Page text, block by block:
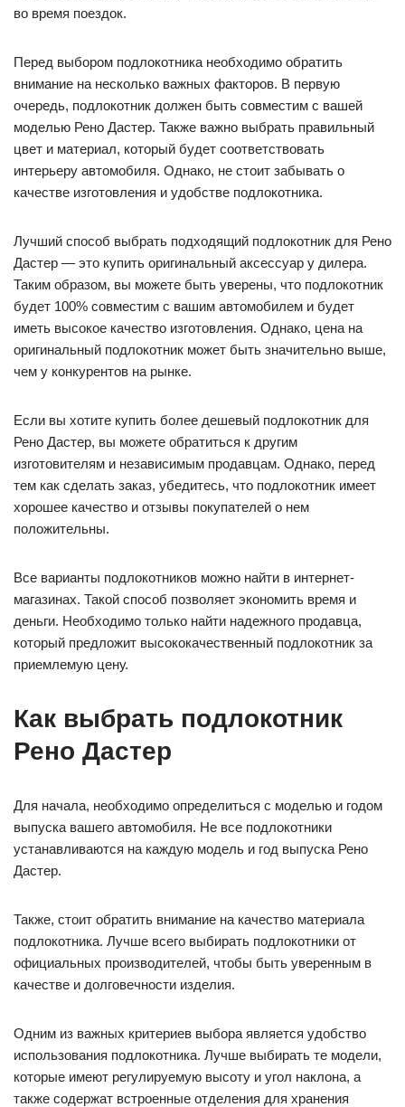
во время поездок.
Перед выбором подлокотника необходимо обратить
внимание на несколько важных факторов. В первую
очередь, подлокотник должен быть совместим с вашей
моделью Рено Дастер. Также важно выбрать правильный
цвет и материал, который будет соответствовать
интерьеру автомобиля. Однако, не стоит забывать о
качестве изготовления и удобстве подлокотника.
Лучший способ выбрать подходящий подлокотник для Рено
Дастер — это купить оригинальный аксессуар у дилера.
Таким образом, вы можете быть уверены, что подлокотник
будет 100% совместим с вашим автомобилем и будет
иметь высокое качество изготовления. Однако, цена на
оригинальный подлокотник может быть значительно выше,
чем у конкурентов на рынке.
Если вы хотите купить более дешевый подлокотник для
Рено Дастер, вы можете обратиться к другим
изготовителям и независимым продавцам. Однако, перед
тем как сделать заказ, убедитесь, что подлокотник имеет
хорошее качество и отзывы покупателей о нем
положительны.
Все варианты подлокотников можно найти в интернет-
магазинах. Такой способ позволяет экономить время и
деньги. Необходимо только найти надежного продавца,
который предложит высококачественный подлокотник за
приемлемую цену.
Как выбрать подлокотник
Рено Дастер
Для начала, необходимо определиться с моделью и годом
выпуска вашего автомобиля. Не все подлокотники
устанавливаются на каждую модель и год выпуска Рено
Дастер.
Также, стоит обратить внимание на качество материала
подлокотника. Лучше всего выбирать подлокотники от
официальных производителей, чтобы быть уверенным в
качестве и долговечности изделия.
Одним из важных критериев выбора является удобство
использования подлокотника. Лучше выбирать те модели,
которые имеют регулируемую высоту и угол наклона, а
также содержат встроенные отделения для хранения